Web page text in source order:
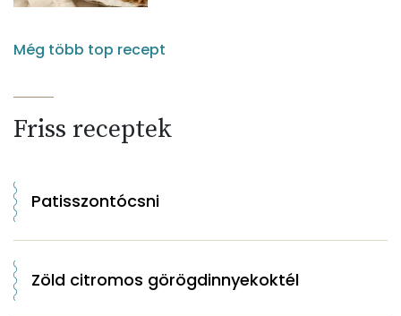
Még több top recept
Friss receptek
Patisszontócsni
Zöld citromos görögdinnyekoktél